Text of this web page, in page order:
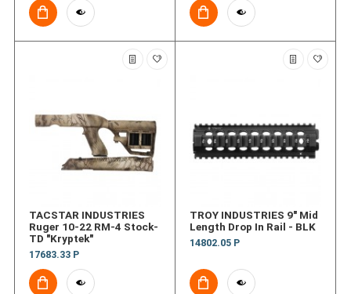
TACSTAR INDUSTRIES
Ruger 10-22 RM-4 Stock-
TD "Kryptek"
17683.33 Р
TROY INDUSTRIES 9" Mid
Length Drop In Rail - BLK
14802.05 Р